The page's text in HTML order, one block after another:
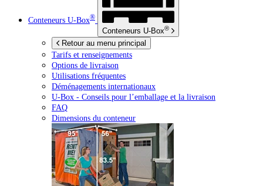
Conteneurs U-Box®
Conteneurs U-Box®
Retour au menu principal
Tarifs et renseignements
Options de livraison
Utilisations fréquentes
Déménagements internationaux
U-Box - Conseils pour l’emballage et la livraison
FAQ
Dimensions du conteneur